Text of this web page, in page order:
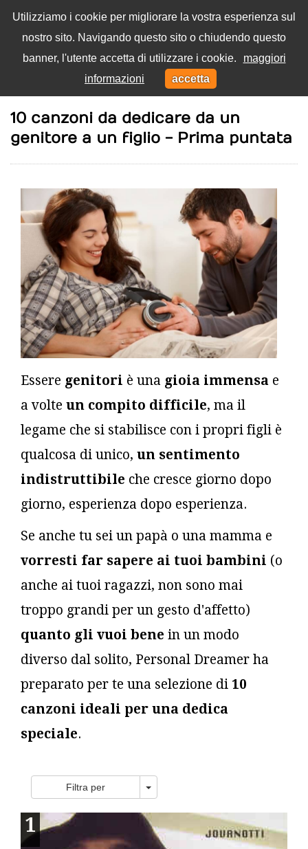
Utilizziamo i cookie per migliorare la vostra esperienza sul
nostro sito. Navigando questo sito o chiudendo questo
banner, l'utente accetta di utilizzare i cookie.
maggiori
informazioni
accetta
Menu
10 canzoni da dedicare da un
genitore a un figlio - Prima puntata
Essere genitori è una gioia immensa e
a volte un compito difficile, ma il
legame che si stabilisce con i propri figli è
qualcosa di unico, un sentimento
indistruttibile che cresce giorno dopo
giorno, esperienza dopo esperienza.
Se anche tu sei un papà o una mamma e
vorresti far sapere ai tuoi bambini (o
anche ai tuoi ragazzi, non sono mai
troppo grandi per un gesto d'affetto)
quanto gli vuoi bene in un modo
diverso dal solito, Personal Dreamer ha
preparato per te una selezione di 10
canzoni ideali per una dedica
speciale.
Filtra per Toggle Dropdown
1